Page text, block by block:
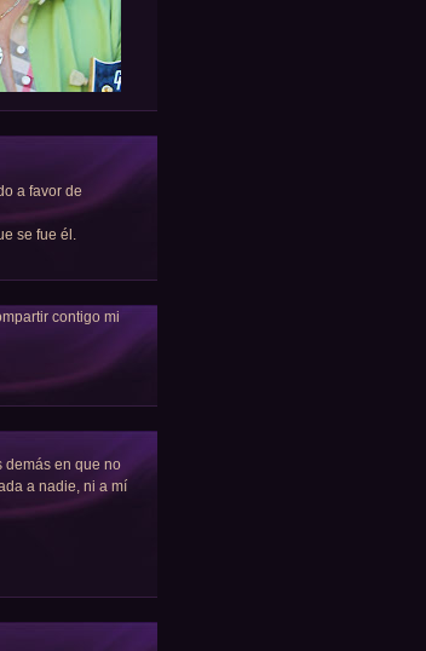
a favor de
se fue él.
contigo mi
demás en que no
a nadie, ni a mí